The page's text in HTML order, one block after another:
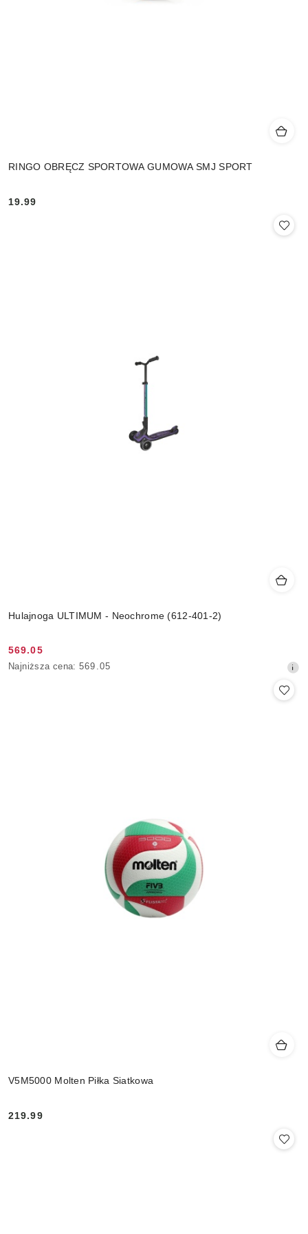
RINGO OBRĘCZ SPORTOWA GUMOWA SMJ SPORT
Cena:
19.99
Hulajnoga ULTIMUM - Neochrome (612-401-2)
Cena
promocyjna:
569.05
Najniższa
Najniższa cena: 569.05
V5M5000 Molten Piłka Siatkowa
Cena:
219.99